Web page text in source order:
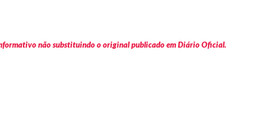
não substituindo o original publicado em Diário Oficial.